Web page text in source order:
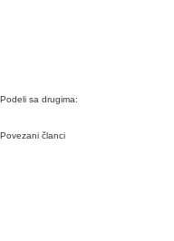
Podeli sa drugima:
Povezani članci